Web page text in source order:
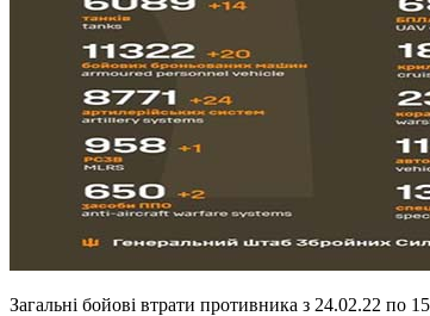
Загальні бойові втрати противника з 24.02.22 по